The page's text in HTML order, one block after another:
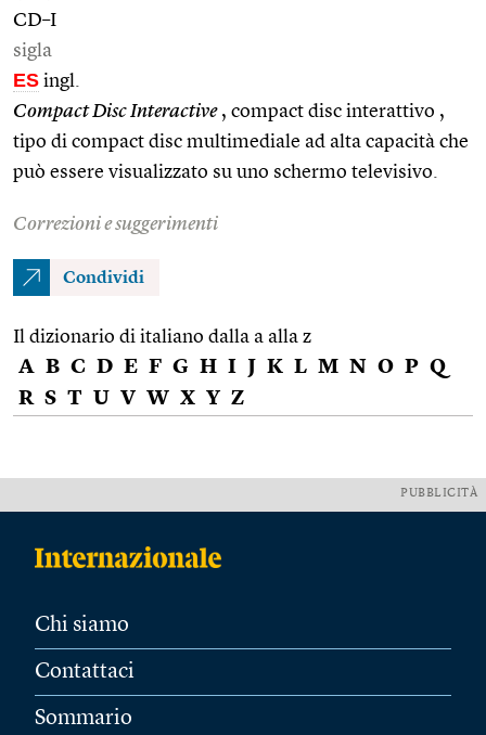
CD–I
sigla
ES ingl.
Compact Disc Interactive, compact disc interattivo ,
tipo di compact disc multimediale ad alta capacità che
può essere visualizzato su uno schermo televisivo.
Correzioni e suggerimenti
Condividi
Il dizionario di italiano dalla a alla z
A B C D E F G H I J K L M N O P Q
R S T U V W X Y Z
PUBBLICITÀ
Chi siamo
Contattaci
Sommario